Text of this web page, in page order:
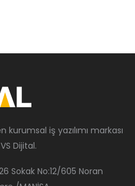
iş yazılımı markası
Dijital.
Sokak No:12/605 Noran